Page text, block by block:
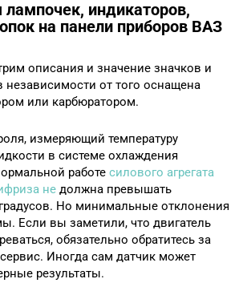
лампочек, индикаторов,
на панели приборов ВАЗ
описания и значение значков и
независимости от того оснащена
или карбюратором.
измеряющий температуру
в системе охлаждения
работе силового агрегата
не должна превышать
Но минимальные отклонения
Если вы заметили, что двигатель
обязательно обратитесь за
Иногда сам датчик может
результаты.